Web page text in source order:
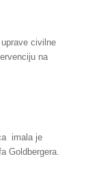
civilne
na
imala je
Goldbergera.